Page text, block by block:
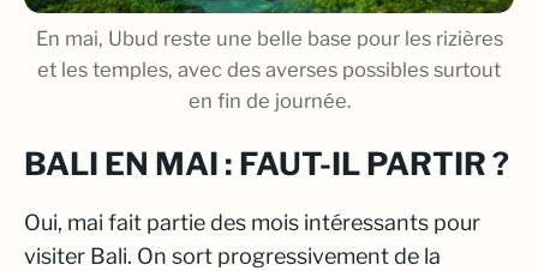
En mai, Ubud reste une belle base pour les rizières
et les temples, avec des averses possibles surtout
en fin de journée.
BALI EN MAI : FAUT-IL PARTIR ?
Oui, mai fait partie des mois intéressants pour
visiter Bali. On sort progressivement de la